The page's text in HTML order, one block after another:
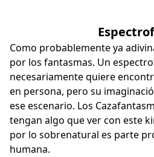
Como probablemente ya
por los fantasmas. Un
necesariamente quiere
en persona, pero su
ese escenario. Los
tengan algo que ver con este
por lo sobrenatural es parte
humana.